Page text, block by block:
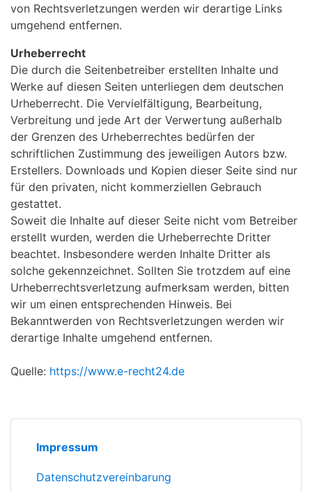
von Rechtsverletzungen werden wir derartige Links
umgehend entfernen.
Urheberrecht
Die durch die Seitenbetreiber erstellten Inhalte und
Werke auf diesen Seiten unterliegen dem deutschen
Urheberrecht. Die Vervielfältigung, Bearbeitung,
Verbreitung und jede Art der Verwertung außerhalb
der Grenzen des Urheberrechtes bedürfen der
schriftlichen Zustimmung des jeweiligen Autors bzw.
Erstellers. Downloads und Kopien dieser Seite sind nur
für den privaten, nicht kommerziellen Gebrauch
gestattet.
Soweit die Inhalte auf dieser Seite nicht vom Betreiber
erstellt wurden, werden die Urheberrechte Dritter
beachtet. Insbesondere werden Inhalte Dritter als
solche gekennzeichnet. Sollten Sie trotzdem auf eine
Urheberrechtsverletzung aufmerksam werden, bitten
wir um einen entsprechenden Hinweis. Bei
Bekanntwerden von Rechtsverletzungen werden wir
derartige Inhalte umgehend entfernen.
Quelle: https://www.e-recht24.de
Impressum
Datenschutzvereinbarung